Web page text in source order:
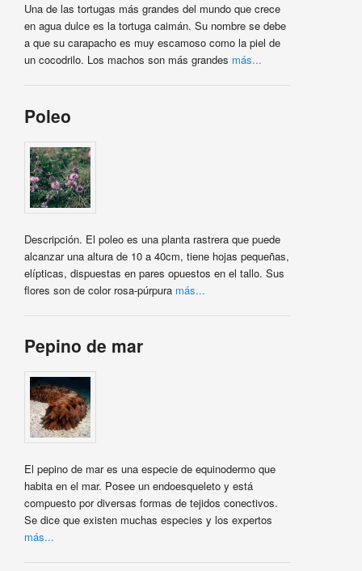
Una de las tortugas más grandes del mundo que crece
en agua dulce es la tortuga caimán. Su nombre se debe
a que su carapacho es muy escamoso como la piel de
un cocodrilo. Los machos son más grandes más...
Poleo
Descripción. El poleo es una planta rastrera que puede
alcanzar una altura de 10 a 40cm, tiene hojas pequeñas,
elípticas, dispuestas en pares opuestos en el tallo. Sus
flores son de color rosa-púrpura más...
Pepino de mar
El pepino de mar es una especie de equinodermo que
habita en el mar. Posee un endoesqueleto y está
compuesto por diversas formas de tejidos conectivos.
Se dice que existen muchas especies y los expertos
más...